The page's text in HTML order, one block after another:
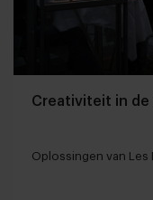
Creativiteit in
Oplossingen van Les